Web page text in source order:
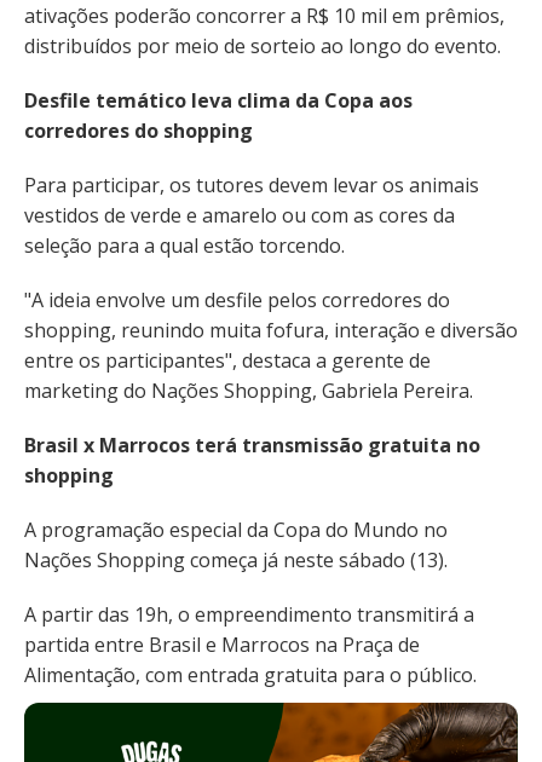
ativações poderão concorrer a R$ 10 mil em prêmios,
distribuídos por meio de sorteio ao longo do evento.
Desfile temático leva clima da Copa aos
corredores do shopping
Para participar, os tutores devem levar os animais
vestidos de verde e amarelo ou com as cores da
seleção para a qual estão torcendo.
"A ideia envolve um desfile pelos corredores do
shopping, reunindo muita fofura, interação e diversão
entre os participantes", destaca a gerente de
marketing do Nações Shopping, Gabriela Pereira.
Brasil x Marrocos terá transmissão gratuita no
shopping
A programação especial da Copa do Mundo no
Nações Shopping começa já neste sábado (13).
A partir das 19h, o empreendimento transmitirá a
partida entre Brasil e Marrocos na Praça de
Alimentação, com entrada gratuita para o público.